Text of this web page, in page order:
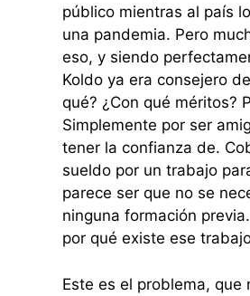
público mientras al país
una pandemia. Pero
eso, y siendo
Koldo ya era consejero
qué? ¿Con qué méritos?
Simplemente por ser
tener la confianza de.
sueldo por un trabajo
parece ser que no se
ninguna formación
por qué existe ese
Este es el problema, que